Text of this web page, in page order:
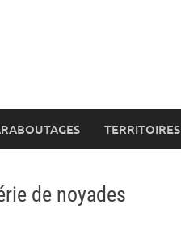
TERRITOIRES
de noyades